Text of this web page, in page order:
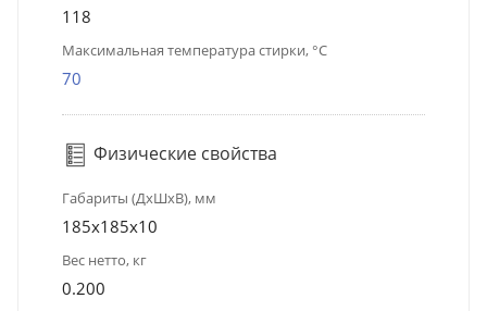
118
Максимальная температура стирки, °C
70
Физические свойства
Габариты (ДхШхВ), мм
185x185x10
Вес нетто, кг
0.200